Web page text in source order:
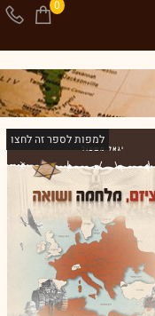
0
למפות לספר זה לחצו